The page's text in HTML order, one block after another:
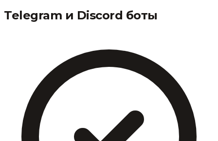
Telegram и Discord боты